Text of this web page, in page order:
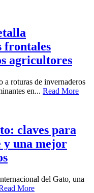
frontales
agricultores
a roturas de invernaderos
en... Read More
claves para
y una mejor
del Gato, una
More